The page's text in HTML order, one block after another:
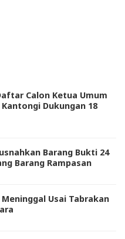
Calon Ketua Umum
Kantongi Dukungan 18
Barang Bukti 24
Barang Rampasan
Usai Tabrakan